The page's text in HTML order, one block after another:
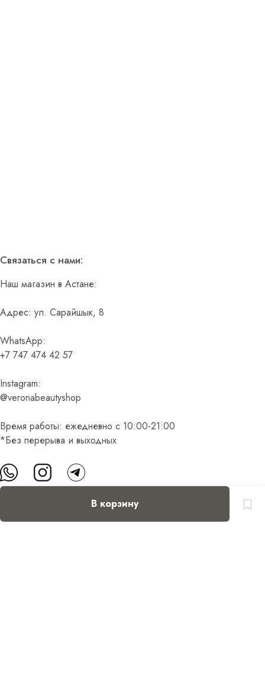
В корзину
Связаться с нами:
Наш магазин в Астане:
Адрес: ул. Сарайшык, 8
WhatsApp:
+7 747 474 42 57
Instagram:
@veronabeautyshop
Время работы: ежедневно с 10:00-21:00
*Без перерыва и выходных
Доставка и оплата